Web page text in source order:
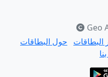
Geo
حول البطاقات